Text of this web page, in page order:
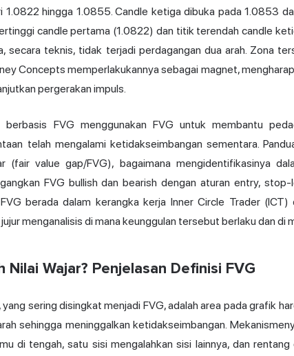
1.0822 hingga 1.0855. Candle ketiga dibuka pada 1.0853
candle pertama (1.0822) dan titik terendah candle
secara teknis, tidak terjadi perdagangan dua arah. Zona
Concepts memperlakukannya sebagai magnet,
pergerakan impuls.
berbasis FVG menggunakan FVG untuk membantu
telah mengalami ketidakseimbangan sementara.
(fair value gap/FVG), bagaimana mengidentifikasinya
FVG bullish dan bearish dengan aturan entry,
berada dalam kerangka kerja Inner Circle Trader (ICT)
menganalisis di mana keunggulan tersebut berlaku dan di
Nilai Wajar? Penjelasan Definisi FVG
yang sering disingkat menjadi FVG, adalah area pada grafik
sehingga meninggalkan ketidakseimbangan.
di tengah, satu sisi mengalahkan sisi lainnya, dan